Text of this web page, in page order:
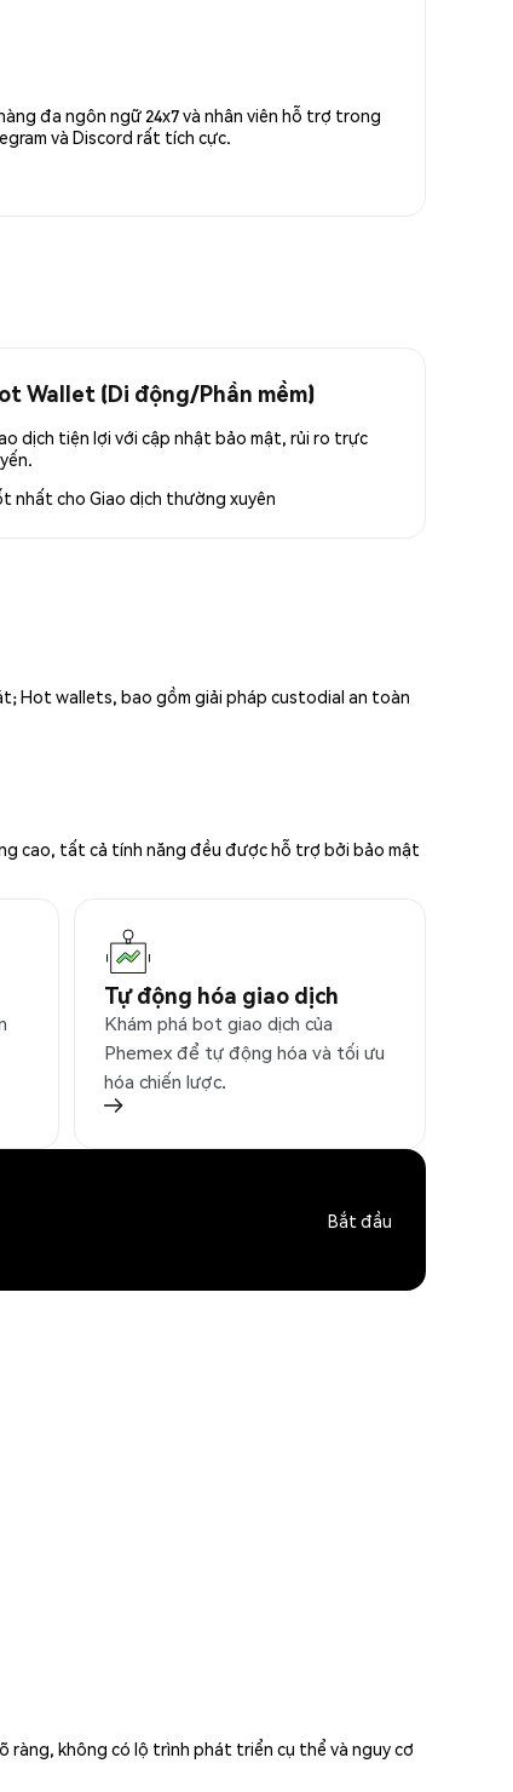
đa ngôn ngữ 24x7 và nhân viên hỗ trợ trong
và Discord rất tích cực.
Wallet (Di động/Phần mềm)
dịch tiện lợi với cập nhật bảo mật, rủi ro trực
nhất cho Giao dịch thường xuyên
Hot wallets, bao gồm giải pháp custodial an toàn
cao, tất cả tính năng đều được hỗ trợ bởi bảo mật
Tự động hóa giao dịch
Khám phá bot giao dịch của
Phemex để tự động hóa và tối ưu
hóa chiến lược.
Bắt đầu
ràng, không có lộ trình phát triển cụ thể và nguy cơ